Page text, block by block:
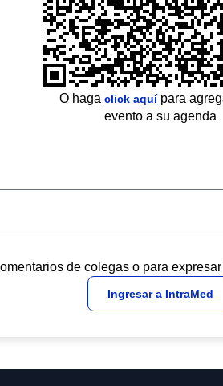
O haga click aquípara
evento a su agenda
de colegas o para
Ingresar a IntraMed